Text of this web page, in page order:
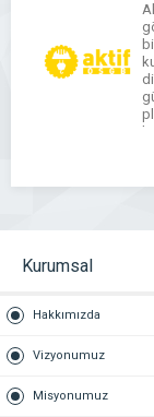
Kurumsal
Hakkımızda
Vizyonumuz
Misyonumuz